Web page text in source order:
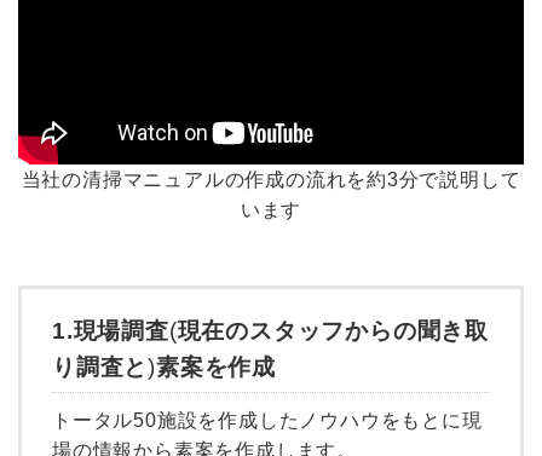
当社の清掃マニュアルの作成の流れを約3分で説明して
います
1.現場調査(現在のスタッフからの聞き取
り調査と)素案を作成
トータル50施設を作成したノウハウをもとに現
場の情報から素案を作成します。